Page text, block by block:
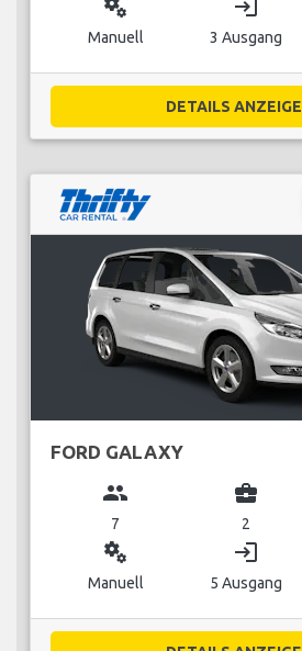
miscellaneous_services
Manuell
login
3 Ausgang
DETAILS
FORD GALAXY
group
7
business_center
2
miscellaneous_services
Manuell
login
5 Ausgang